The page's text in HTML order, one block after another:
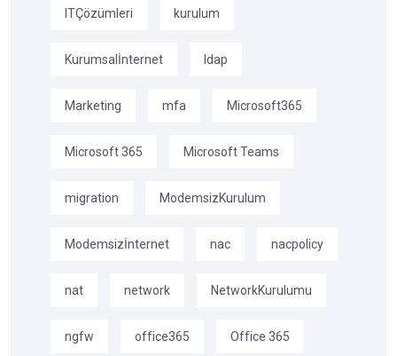
ITÇözümleri kurulum
Kurumsalİnternet ldap
Marketing mfa Microsoft365
Microsoft 365 Microsoft Teams
migration ModemsizKurulum
Modemsizİnternet nac nacpolicy
nat network NetworkKurulumu
ngfw office365 Office 365